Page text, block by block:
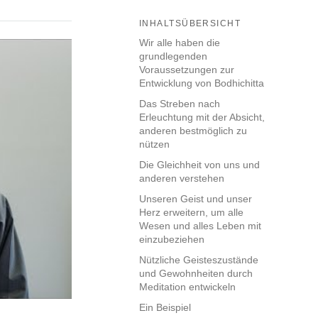
INHALTSÜBERSICHT
Wir alle haben die
grundlegenden
Voraussetzungen zur
Entwicklung von Bodhichitta
Das Streben nach
Erleuchtung mit der Absicht,
anderen bestmöglich zu
nützen
Die Gleichheit von uns und
anderen verstehen
Unseren Geist und unser
Herz erweitern, um alle
Wesen und alles Leben mit
einzubeziehen
Nützliche Geisteszustände
und Gewohnheiten durch
Meditation entwickeln
Ein Beispiel